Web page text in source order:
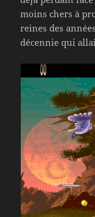
moins chers à
reines des
décennie qui